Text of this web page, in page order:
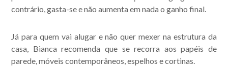
contrário, gasta-se e não aumenta em nada o ganho final.
Já para quem vai alugar e não quer mexer na estrutura da
casa, Bianca recomenda que se recorra aos papéis de
parede, móveis contemporâneos, espelhos e cortinas.